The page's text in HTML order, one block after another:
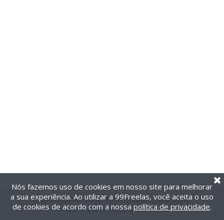
@2014-2026 99Freelas. Todos os direitos reservados.
Termos de uso| Política de privacidade
Nós fazemos uso de cookies em nosso site para melhorar
a sua experiência. Ao utilizar a 99Freelas, você aceita o uso
de cookies de acordo com a nossa política de privacidade.